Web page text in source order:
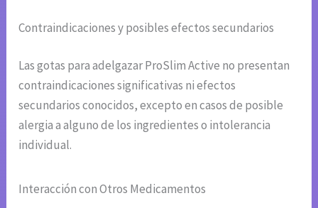
Contraindicaciones y posibles efectos secundarios
Las gotas para adelgazar ProSlim Active no presentan
contraindicaciones significativas ni efectos
secundarios conocidos, excepto en casos de posible
alergia a alguno de los ingredientes o intolerancia
individual.
Interacción con Otros Medicamentos